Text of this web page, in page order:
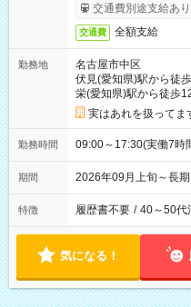
交通費別途支給あり
交通費 全額支給
勤務地
名古屋市中区
伏見(愛知県)駅から徒
栄(愛知県)駅から徒歩
実はあれを扱ってま
勤務時間 09:00～17:30(実働7
期間 2026年09月上旬～長
特徴 履歴書不要 / 40～50代
気になる！